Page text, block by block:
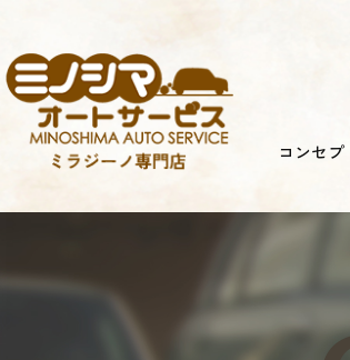
コンセプ